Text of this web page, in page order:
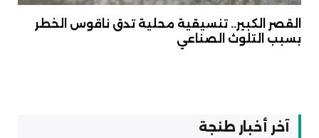
القصر الكبير.. تنسيقية محلية تدق ناقوس الخطر
بسبب التلوث الصناعي
آخر أخبار طنجة